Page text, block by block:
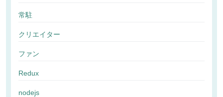
常駐
クリエイター
ファン
Redux
nodejs